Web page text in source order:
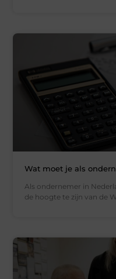
Wat moet je als
Als ondernemer in
de hoogte te zijn van de